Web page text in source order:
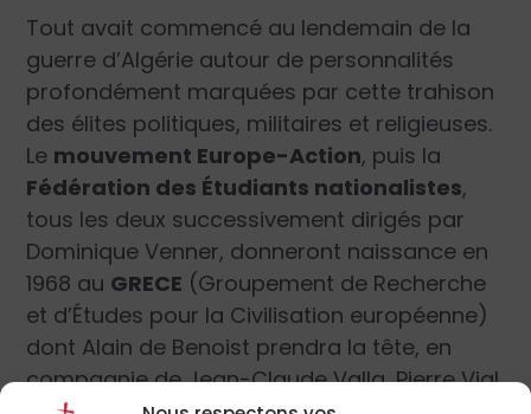
Tout avait commencé au lendemain de la
guerre d’Algérie autour de personnalités
profondément marquées par cette trahison
des élites politiques, militaires et religieuses.
Le mouvement Europe-Action, puis la
Fédération des Étudiants nationalistes,
tous les deux successivement dirigés par
Dominique Venner, donneront naissance en
1968 au GRECE (Groupement de Recherche
et d’Études pour la Civilisation européenne)
dont Alain de Benoist prendra la tête, en
compagnie de Jean-Claude Valla, Pierre Vial